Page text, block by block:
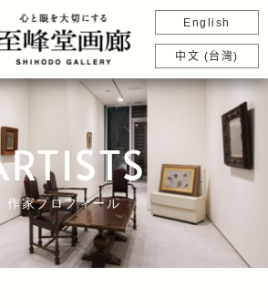
English
中文 (台灣)
作家プロフィール